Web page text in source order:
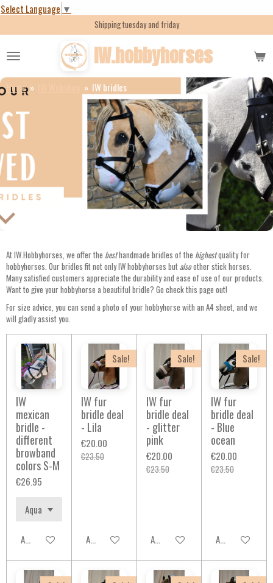
Select Language ▼
Skip
content
IW.hobbyhorses
Shipping tuesday and friday
Home » » IW bridles
At IW.Hobbyhorses, we offer the besthandmade bridles of the highestquality for
hobbyhorses. Our bridles fit not only IW hobbyhorses butalsoother stick horses.
Many satisfied customers appreciate the durability and ease of use of our products.
Want to give your hobbyhorse a beautiful bridle? Go check this page out!
For size advice, you can send a photo of your hobbyhorse with an A4 sheet, and we
will gladly assist you.
IW
mexican
bridle -
different
browband
colors S-M
€26.95
Add to cart
Sale!
IW fur
bridle deal
- Lila
€20.00
€23.50
Add to cart
Sale!
IW fur
bridle deal
- glitter
pink
€20.00
€23.50
Add to cart
Sale!
IW fur
bridle deal
- Blue
ocean
€20.00
€23.50
Add to cart